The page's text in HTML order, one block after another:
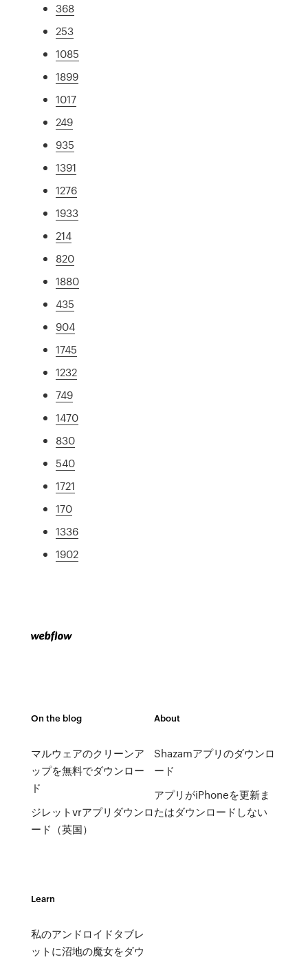
368
253
1085
1899
1017
249
935
1391
1276
1933
214
820
1880
435
904
1745
1232
749
1470
830
540
1721
170
1336
1902
On the blog
マルウェアのクリーンア
ップを無料でダウンロー
ド
ジレットvrアプリダウンロ
ード（英国）
About
Shazamアプリのダウンロ
ード
アプリがiPhoneを更新ま
たはダウンロードしない
Learn
私のアンドロイドタブレ
ットに沼地の魔女をダウ